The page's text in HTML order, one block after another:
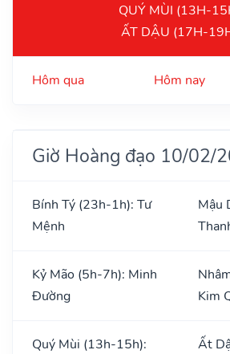
QUÝ MÙI (13H-
ẤT DẬU (17H-
Hôm qua Hôm nay
Giờ Hoàng đạo 10/02/
Bính Tý (23h-1h): Tư
Mệnh
Mậu
Kỷ Mão (5h-7h): Minh
Đường
Kim
Quý Mùi (13h-15h):
Ất